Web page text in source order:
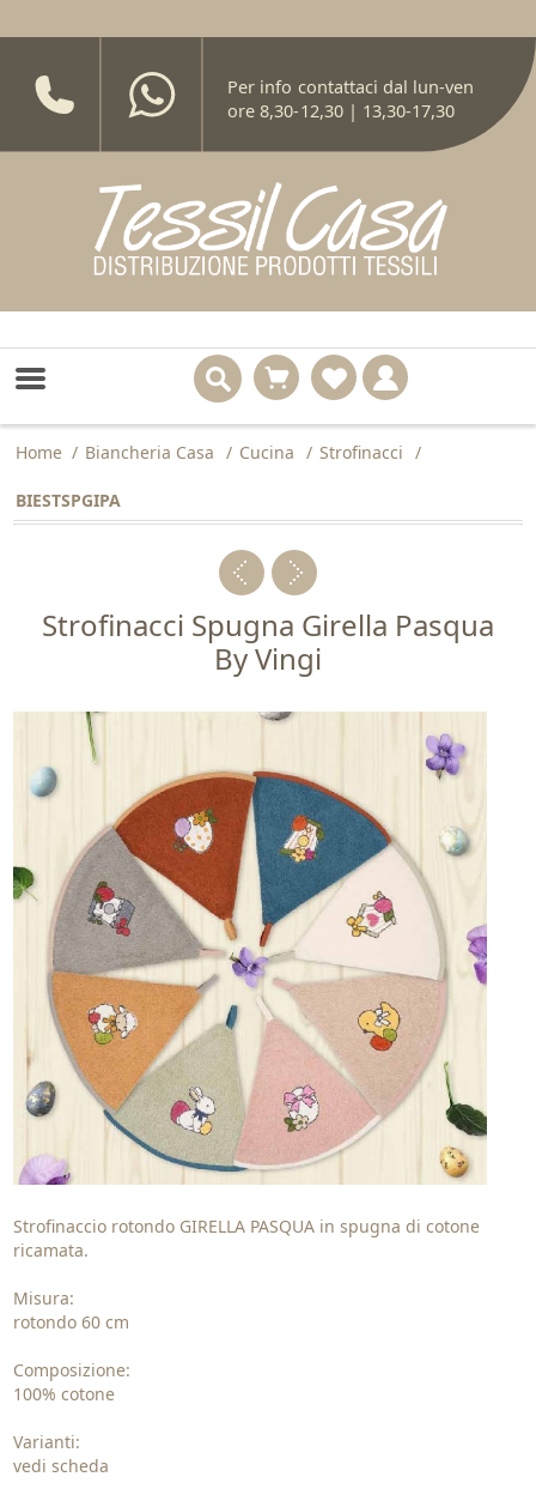
Per info contattaci dal lun-ven
ore 8,30-12,30 | 13,30-17,30
Home / Biancheria Casa / Cucina / Strofinacci /
BIESTSPGIPA
Strofinacci Spugna Girella Pasqua
By Vingi
Strofinaccio rotondo GIRELLA PASQUA in spugna di cotone
ricamata.
Misura:
rotondo 60 cm
Composizione:
100% cotone
Varianti:
vedi scheda